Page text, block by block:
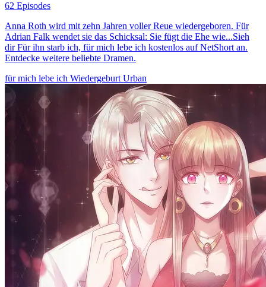
62 Episodes
Anna Roth wird mit zehn Jahren voller Reue wiedergeboren. Für
Adrian Falk wendet sie das Schicksal: Sie fügt die Ehe wie...Sieh
dir Für ihn starb ich, für mich lebe ich kostenlos auf NetShort an.
Entdecke weitere beliebte Dramen.
für mich lebe ich WiedergeburtUrban